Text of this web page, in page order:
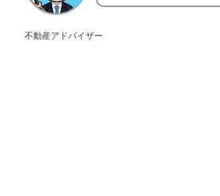
不動産アドバイザー